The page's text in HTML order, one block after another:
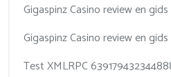
Gigaspinz Casino review en gids
Gigaspinz Casino review en gids
Test XMLRPC